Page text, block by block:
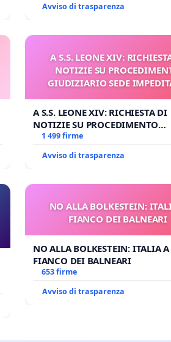
Avviso di trasparenza
A S.S. LEONE XIV:
NOTIZIE SU
GIUDIZIARIO SEDE
A S.S. LEONE XIV: RICHIESTA DI
NOTIZIE SU PROCEDIMENTO
GIUDIZIARIO SEDE IMPEDITA DI
BENEDETTO XVI
1 499 firme
Avviso di trasparenza
NO ALLA BOLKESTEIN:
FIANCO DEI BALNEARI
NO ALLA BOLKESTEIN: ITALIA A
FIANCO DEI BALNEARI
653 firme
Avviso di trasparenza